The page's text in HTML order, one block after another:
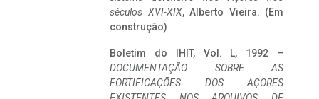
séculos XVI-XIX, Alberto Vieira. (Em
construção)
Boletim do IHIT, Vol. L, 1992 –
DOCUMENTAÇÃO SOBRE AS
FORTIFICAÇÕES DOS AÇORES